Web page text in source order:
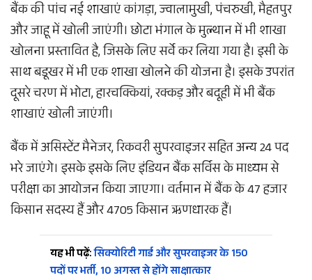
बैंक की पांच नई शाखाएं कांगड़ा, ज्वालामुखी, पंचरुखी, मैहतपुर
और जाहू में खोली जाएंगी। छोटा भंगाल के मुल्थान में भी शाखा
खोलना प्रस्तावित है, जिसके लिए सर्वे कर लिया गया है। इसी के
साथ बडूखर में भी एक शाखा खोलने की योजना है। इसके उपरांत
दूसरे चरण में भोटा, हारचक्कियां, रक्कड़ और बदूही में भी बैंक
शाखाएं खोली जाएंगी।
बैंक में असिस्टेंट मैनेजर, रिकवरी सुपरवाइजर सहित अन्य 24 पद
भरे जाएंगे। इसके इसके लिए इंडियन बैंक सर्विस के माध्यम से
परीक्षा का आयोजन किया जाएगा। वर्तमान में बैंक के 47 हजार
किसान सदस्य हैं और 4705 किसान ऋणधारक हैं।
यह भी पढ़ें:सिक्योरिटी गार्ड और सुपरवाइजर के 150
पदों पर भर्ती, 10 अगस्त से होंगे साक्षात्कार